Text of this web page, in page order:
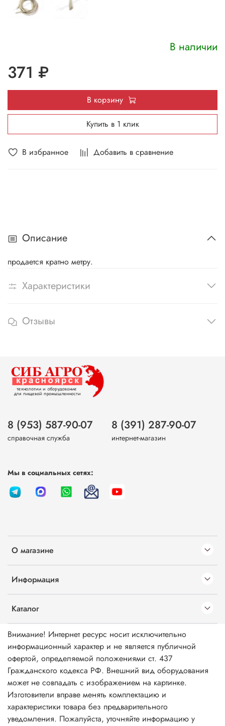
В избранное Добавить в сравнение
В наличии
371 ₽
В корзину
Купить в 1 клик
Описание
продается кратно метру.
Характеристики
Отзывы
О магазине
Информация
Каталог
8 (953) 587-90-07
справочная служба
8 (391) 287-90-07
интернет-магазин
Мы в социальных сетях:
Внимание! Интернет ресурс носит исключительно
информационный характер и не является публичной
офертой, определяемой положениями ст. 437
Гражданского кодекса РФ. Внешний вид оборудования
может не совпадать с изображением на картинке.
Изготовители вправе менять комплектацию и
характеристики товара без предварительного
уведомления. Пожалуйста, уточняйте информацию у